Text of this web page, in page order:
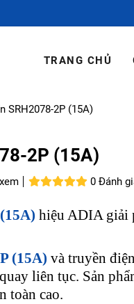
TRANG CHỦ
SRH2078-2P (15A)
2P (15A)
0 Đánh
hiệu ADIA giải
(15A) và truyền
liên tục. Sản
toàn cao.